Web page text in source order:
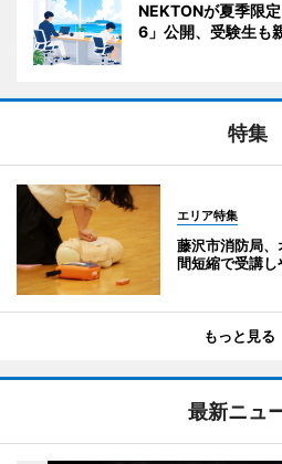
NEKTONが夏季限
6」公開、受験生も
特集
エリア特集
藤沢市消防局
間短縮で受講し
もっと見る
最新ニュ